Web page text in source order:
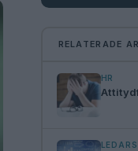
RELATERADE
HR